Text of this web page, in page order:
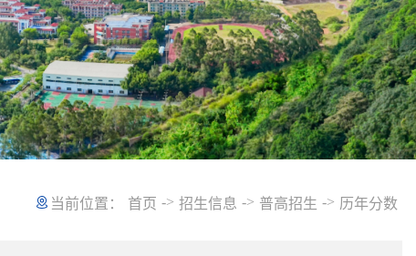
当前位置： 首页 -> 招生信息 -> 普高招生 -> 历年分数